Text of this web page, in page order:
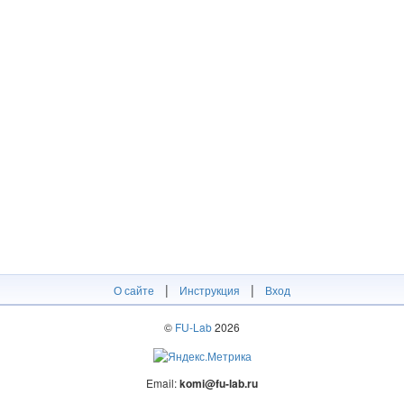
О сайте | Инструкция | Вход
© FU-Lab2026
Email:komi@fu-lab.ru